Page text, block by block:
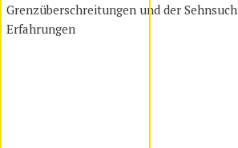
Grenzüberschreitungen und der
Erfahrungen